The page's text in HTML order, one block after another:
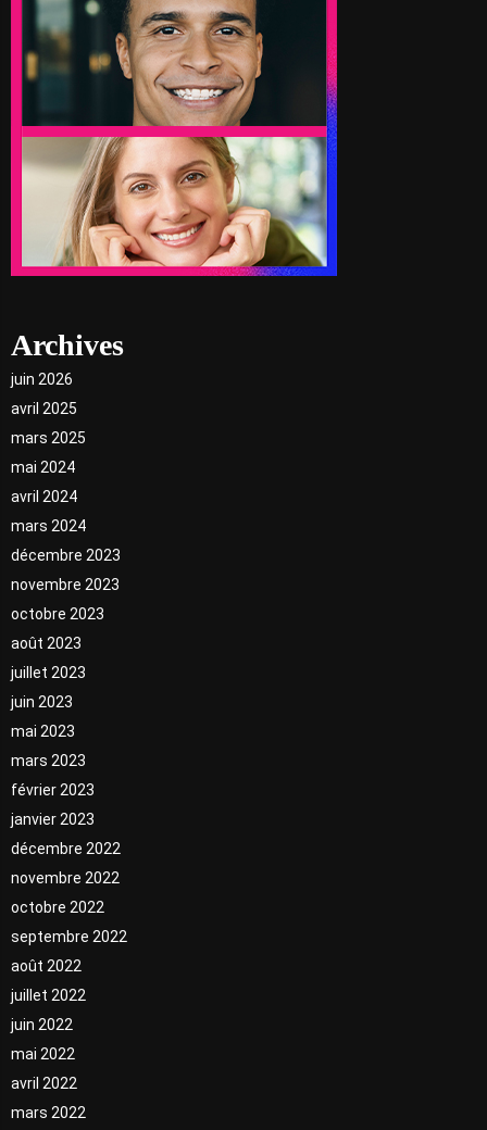
Archives
juin 2026
avril 2025
mars 2025
mai 2024
avril 2024
mars 2024
décembre 2023
novembre 2023
octobre 2023
août 2023
juillet 2023
juin 2023
mai 2023
mars 2023
février 2023
janvier 2023
décembre 2022
novembre 2022
octobre 2022
septembre 2022
août 2022
juillet 2022
juin 2022
mai 2022
avril 2022
mars 2022